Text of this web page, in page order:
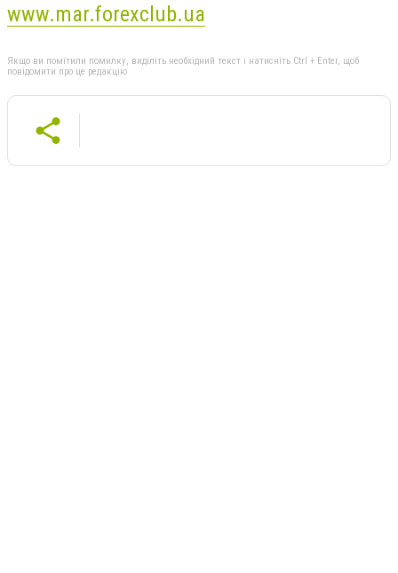
www.mar.forexclub.ua
Якщо ви помітили помилку, виділіть необхідний текст і натисніть Ctrl + Enter, щоб
повідомити про це редакцію